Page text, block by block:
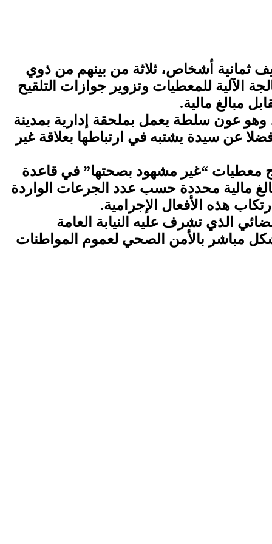
ثمانية أشخاص، ثلاثة من بينهم من ذوي
الآلية للمعطيات وتزوير جوازات التلقيح
مبالغ مالية.
وهو عون سلطة يعمل بملحقة إدارية بمدينة
عن سيدة يشتبه في ارتباطها بعلاقة غير
معطيات “غير مشهود بصحتها” في قاعدة
مالية محددة حسب عدد الجرعات الواردة
هذه الأفعال الإجرامية.
الذي تشرف عليه النيابة العامة
مباشر بالأمن الصحي لعموم المواطنات